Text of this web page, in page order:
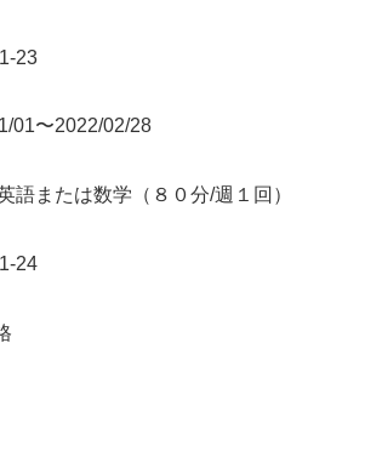
23
01〜2022/02/28
語または数学（８０分/週１回）
24